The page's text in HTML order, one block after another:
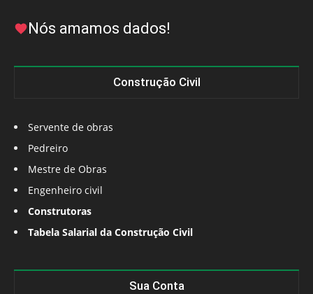
Nós amamos dados!
Construção Civil
Servente de obras
Pedreiro
Mestre de Obras
Engenheiro civil
Construtoras
Tabela Salarial da Construção Civil
Sua Conta